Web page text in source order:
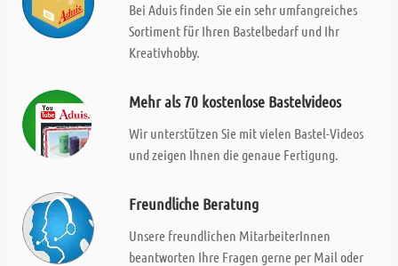
Bei Aduis finden Sie ein sehr umfangreiches
Sortiment für Ihren Bastelbedarf und Ihr
Kreativhobby.
Mehr als 70 kostenlose Bastelvideos
Wir unterstützen Sie mit vielen Bastel-Videos
und zeigen Ihnen die genaue Fertigung.
Freundliche Beratung
Unsere freundlichen MitarbeiterInnen
beantworten Ihre Fragen gerne per Mail oder